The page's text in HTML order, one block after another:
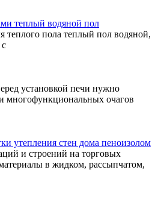
теплый водяной пол
теплого пола теплый пол водяной,
установкой печи нужно
многофункциональных очагов
утепления стен дома пеноизолом
и строений на торговых
в жидком, рассыпчатом,